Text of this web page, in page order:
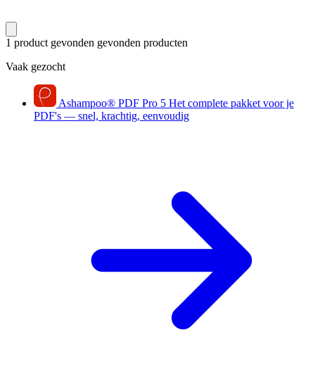
1 product gevonden gevonden producten
Vaak gezocht
Ashampoo® PDF Pro 5 Het complete pakket voor je
PDF's — snel, krachtig, eenvoudig